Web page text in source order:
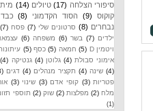
סיפורי הצלחה (17) טיולים (14)
קוקוס
(9) הסוד הקדמוני (8) כבד
נבחרים (8) סרטונים שלי (7) פסח (7)
ילדים (7) בשר (6) משפחה (6)
ויטמין D
(5) חמאה (5) כסף (5)
אימוני סבולת (4) גלוטן (4) גנטיקה (4)
(4) שינה (4) תקציר מנהלים (4) דגים
פטריות (3) קופי אדם (3) שינוי (3)
מלח (2) מפלצות (2) שוק (2) תוספי
(1)